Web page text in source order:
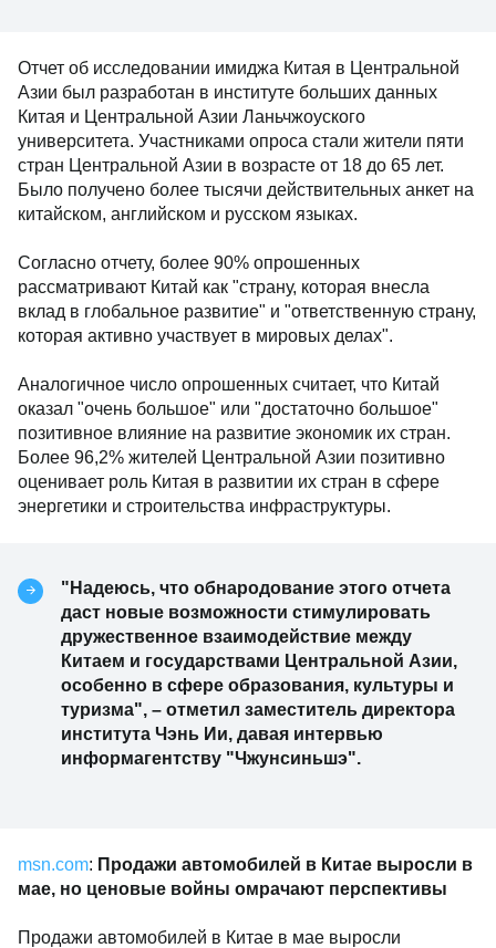
Отчет об исследовании имиджа Китая в Центральной
Азии был разработан в институте больших данных
Китая и Центральной Азии Ланьчжоуского
университета. Участниками опроса стали жители пяти
стран Центральной Азии в возрасте от 18 до 65 лет.
Было получено более тысячи действительных анкет на
китайском, английском и русском языках.
Согласно отчету, более 90% опрошенных
рассматривают Китай как "страну, которая внесла
вклад в глобальное развитие" и "ответственную страну,
которая активно участвует в мировых делах".
Аналогичное число опрошенных считает, что Китай
оказал "очень большое" или "достаточно большое"
позитивное влияние на развитие экономик их стран.
Более 96,2% жителей Центральной Азии позитивно
оценивает роль Китая в развитии их стран в сфере
энергетики и строительства инфраструктуры.
"Надеюсь, что обнародование этого отчета
даст новые возможности стимулировать
дружественное взаимодействие между
Китаем и государствами Центральной Азии,
особенно в сфере образования, культуры и
туризма", – отметил заместитель директора
института Чэнь Ии, давая интервью
информагентству "Чжунсиньшэ".
msn.com: Продажи автомобилей в Китае выросли в
мае, но ценовые войны омрачают перспективы
Продажи автомобилей в Китае в мае выросли